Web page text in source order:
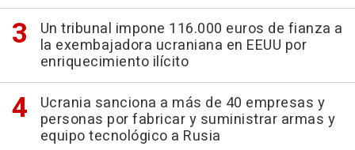
Un tribunal impone 116.000 euros de fianza a
la exembajadora ucraniana en EEUU por
enriquecimiento ilícito
Ucrania sanciona a más de 40 empresas y
personas por fabricar y suministrar armas y
equipo tecnológico a Rusia